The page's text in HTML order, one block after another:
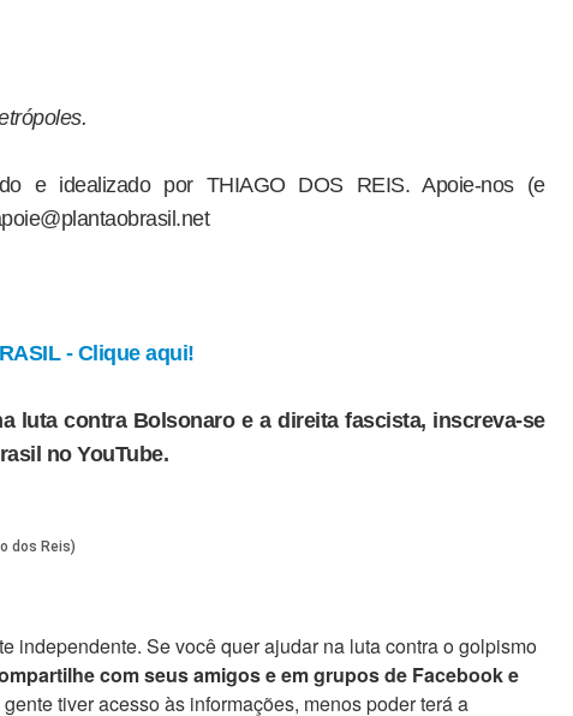
e idealizado por THIAGO DOS REIS. Apoie-nos (e
- Clique aqui!
luta contra Bolsonaro e a direita fascista, inscreva-se
no YouTube.
independente. Se você quer ajudar na luta contra o golpismo
com seus amigos e em grupos de Facebook e
tiver acesso às informações, menos poder terá a